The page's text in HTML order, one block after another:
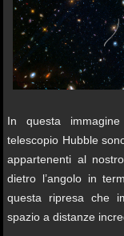
In questa
telescopio Hubble
appartenenti al
dietro l’angolo in
questa ripresa che
spazio a distanze